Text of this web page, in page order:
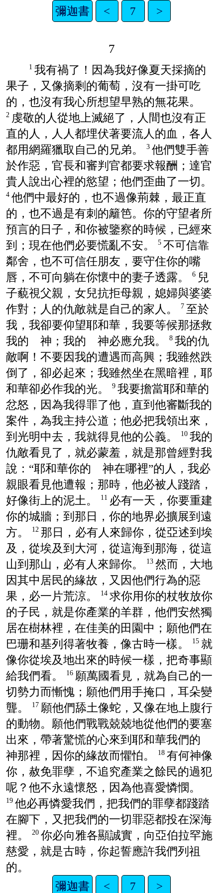
彌迦書 < 7 >
7
1 我有禍了！因為我好像夏天採摘的
果子，又像摘剩的葡萄，沒有一掛可吃
的，也沒有我心所想望早熟的無花果。
2 虔敬的人從地上滅絕了，人間也沒有正
直的人，人人都埋伏著要流人的血，各人
都用網羅獵取自己的兄弟。
3 他們雙手善
於作惡，官長和審判官都要求報酬；達官
貴人說出心裡的慾望；他們歪曲了一切。
4 他們中最好的，也不過像荊棘，最正直
的，也不過是有刺的籬笆。你的守望者所
預言的日子，和你被鑒察的時候，已經來
到；現在他們必要慌亂不安。
5 不可信靠
鄰舍，也不可信任朋友，要守住你的嘴
唇，不可向躺在你懷中的妻子透露。
6 兒
子藐視父親，女兒抗拒母親，媳婦與婆婆
作對；人的仇敵就是自己的家人。
7 至於
我，我卻要仰望耶和華，我要等候那拯救
我的 神；我的 神必應允我。
8 我的仇
敵啊！不要因我的遭遇而高興；我雖然跌
倒了，卻必起來；我雖然坐在黑暗裡，耶
和華卻必作我的光。
9 我要擔當耶和華的
忿怒，因為我得罪了他，直到他審斷我的
案件，為我主持公道；他必把我領出來，
到光明中去，我就得見他的公義。
10 我的
仇敵看見了，就必蒙羞，就是那曾經對我
說：“耶和華你的 神在哪裡”的人，我必
親眼看見他遭報；那時，他必被人踐踏，
好像街上的泥土。
11 必有一天，你要重建
你的城牆；到那日，你的地界必擴展到遠
方。
12 那日，必有人來歸你，從亞述到埃
及，從埃及到大河，從這海到那海，從這
山到那山，必有人來歸你。
13 然而，大地
因其中居民的緣故，又因他們行為的惡
果，必一片荒涼。
14 求你用你的杖牧放你
的子民，就是你產業的羊群，他們安然獨
居在樹林裡，在佳美的田園中；願他們在
巴珊和基列得著牧養，像古時一樣。
15 就
像你從埃及地出來的時候一樣，把奇事顯
給我們看。
16 願萬國看見，就為自己的一
切勢力而慚愧；願他們用手掩口，耳朵變
聾。
17 願他們舔土像蛇，又像在地上腹行
的動物。願他們戰戰兢兢地從他們的要塞
出來，帶著驚慌的心來到耶和華我們的
神那裡，因你的緣故而懼怕。
18 有何神像
你，赦免罪孽，不追究產業之餘民的過犯
呢？他不永遠懷怒，因為他喜愛憐憫。
19 他必再憐愛我們，把我們的罪孽都踐踏
在腳下，又把我們的一切罪惡都投在深海
裡。
20 你必向雅各顯誠實，向亞伯拉罕施
慈愛，就是古時，你起誓應許我們列祖
的。
彌迦書
< 7 >